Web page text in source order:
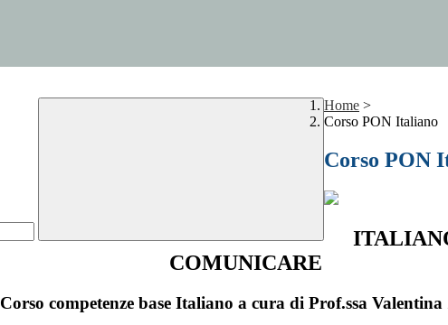
Home >
Corso PON Italiano
Corso PON
COMUNICARE
Corso competenze base Italiano a cura di Prof.ssa Valentina